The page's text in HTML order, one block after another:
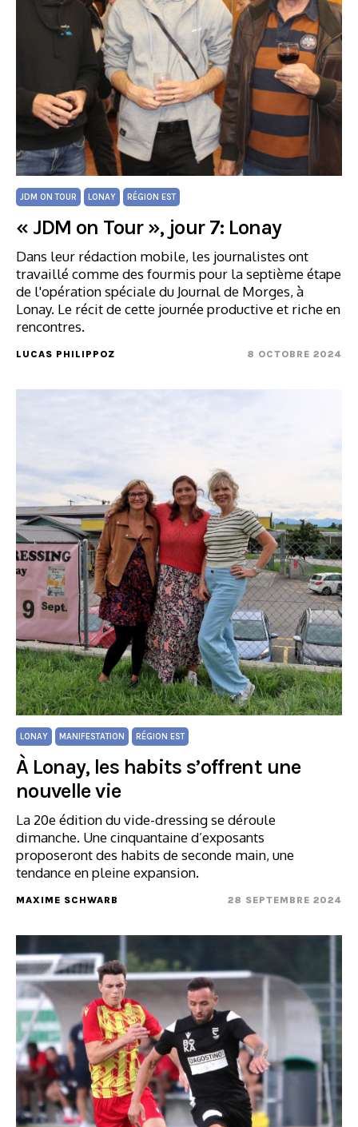
JDM ON TOUR LONAY RÉGION EST
« JDM on Tour », jour 7: Lonay
Dans leur rédaction mobile, les journalistes ont
travaillé comme des fourmis pour la septième étape
de l'opération spéciale du Journal de Morges, à
Lonay. Le récit de cette journée productive et riche en
rencontres.
LUCAS PHILIPPOZ 8 OCTOBRE 2024
LONAY MANIFESTATION RÉGION EST
À Lonay, les habits s’offrent une
nouvelle vie
La 20e édition du vide-dressing se déroule
dimanche. Une cinquantaine d’exposants
proposeront des habits de seconde main, une
tendance en pleine expansion.
MAXIME SCHWARB 28 SEPTEMBRE 2024